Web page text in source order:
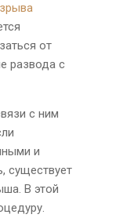
от
развода с
с ним
и
существует
В этой